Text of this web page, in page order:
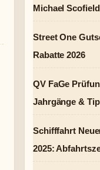
Michael Scofield
Street One
Rabatte 2026
QV FaGe
Jahrgänge &
Schifffahrt
2025: